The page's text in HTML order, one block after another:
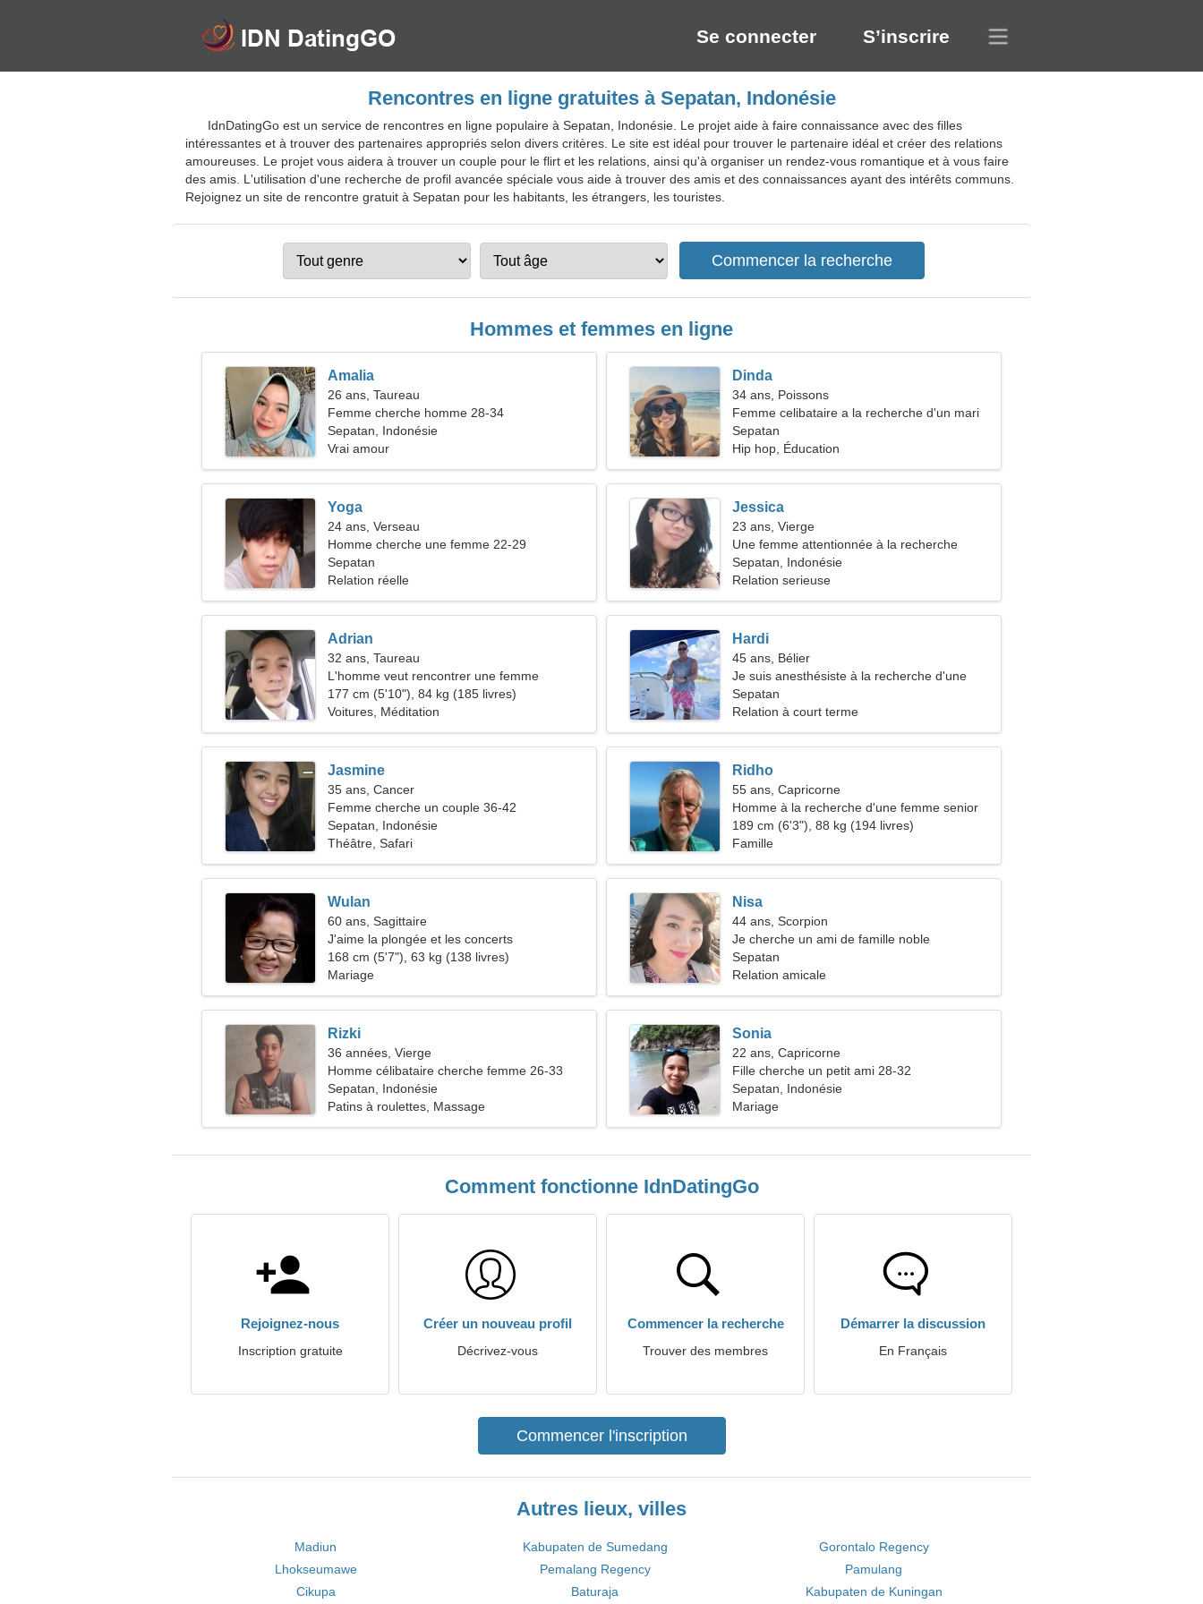
Se connecter S’inscrire
Rencontres en ligne gratuites à Sepatan, Indonésie
IdnDatingGo est un service de rencontres en ligne populaire à Sepatan, Indonésie. Le projet aide à faire connaissance avec des filles
intéressantes et à trouver des partenaires appropriés selon divers critères. Le site est idéal pour trouver le partenaire idéal et créer des relations
amoureuses. Le projet vous aidera à trouver un couple pour le flirt et les relations, ainsi qu'à organiser un rendez-vous romantique et à vous faire
des amis. L'utilisation d'une recherche de profil avancée spéciale vous aide à trouver des amis et des connaissances ayant des intérêts communs.
Rejoignez un site de rencontre gratuit à Sepatan pour les habitants, les étrangers, les touristes.
Hommes et femmes en ligne
Amalia
26 ans, Taureau
Femme cherche homme 28-34
Sepatan, Indonésie
Vrai amour
Dinda
34 ans, Poissons
Femme celibataire a la recherche d'un mari
35-46
Sepatan
Hip hop, Éducation
Yoga
24 ans, Verseau
Homme cherche une femme 22-29
Sepatan
Relation réelle
Jessica
23 ans, Vierge
Une femme attentionnée à la recherche
d'une relation durable
Sepatan, Indonésie
Relation serieuse
Adrian
32 ans, Taureau
L'homme veut rencontrer une femme
177 cm (5'10"), 84 kg (185 livres)
Voitures, Méditation
Hardi
45 ans, Bélier
Je suis anesthésiste à la recherche d'une
belle femme
Sepatan
Relation à court terme
Jasmine
35 ans, Cancer
Femme cherche un couple 36-42
Sepatan, Indonésie
Théâtre, Safari
Ridho
55 ans, Capricorne
Homme à la recherche d'une femme senior
189 cm (6'3"), 88 kg (194 livres)
Famille
Wulan
60 ans, Sagittaire
J'aime la plongée et les concerts
168 cm (5'7"), 63 kg (138 livres)
Mariage
Nisa
44 ans, Scorpion
Je cherche un ami de famille noble
Sepatan
Relation amicale
Rizki
36 années, Vierge
Homme célibataire cherche femme 26-33
Sepatan, Indonésie
Patins à roulettes, Massage
Sonia
22 ans, Capricorne
Fille cherche un petit ami 28-32
Sepatan, Indonésie
Mariage
Comment fonctionne IdnDatingGo
Rejoignez-nous
Inscription gratuite
Créer un nouveau profil
Décrivez-vous
Commencer la recherche
Trouver des membres
Démarrer la discussion
En Français
Commencer l'inscription
Autres lieux, villes
Madiun Kabupaten de Sumedang
Gorontalo Regency
Lhokseumawe
Pemalang Regency
Pamulang
Cikupa
Baturaja Kabupaten de Kuningan